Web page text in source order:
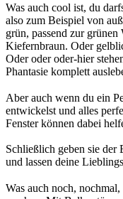
Was auch cool ist, du
also zum Beispiel von
grün, passend zur
Kiefernbraun. Oder
Oder oder oder-hier
Phantasie komplett
Aber auch wenn du ein
entwickelst und alles
Fenster können dabei
Schließlich geben sie der
und lassen deine
Was auch noch,